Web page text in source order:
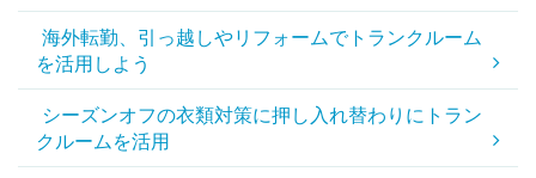
海外転勤、引っ越しやリフォームでトランクルーム
を活用しよう
シーズンオフの衣類対策に押し入れ替わりにトラン
クルームを活用